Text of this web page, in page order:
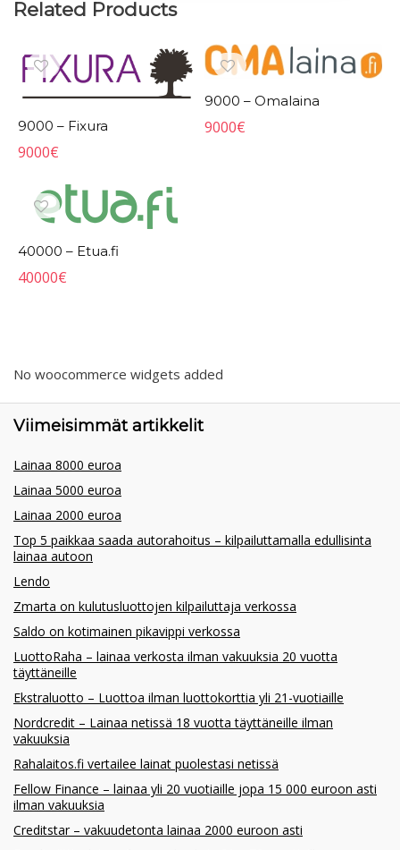
Related Products
9000 – Fixura
9000€
9000 – Omalaina
9000€
40000 – Etua.fi
40000€
No woocommerce widgets added
Viimeisimmät artikkelit
Lainaa 8000 euroa
Lainaa 5000 euroa
Lainaa 2000 euroa
Top 5 paikkaa saada autorahoitus – kilpailuttamalla edullisinta
lainaa autoon
Lendo
Zmarta on kulutusluottojen kilpailuttaja verkossa
Saldo on kotimainen pikavippi verkossa
LuottoRaha – lainaa verkosta ilman vakuuksia 20 vuotta
täyttäneille
Ekstraluotto – Luottoa ilman luottokorttia yli 21-vuotiaille
Nordcredit – Lainaa netissä 18 vuotta täyttäneille ilman
vakuuksia
Rahalaitos.fi vertailee lainat puolestasi netissä
Fellow Finance – lainaa yli 20 vuotiaille jopa 15 000 euroon asti
ilman vakuuksia
Creditstar – vakuudetonta lainaa 2000 euroon asti